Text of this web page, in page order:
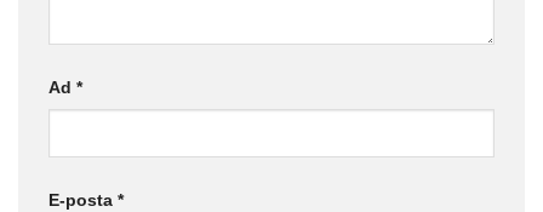
Ad *
E-posta *